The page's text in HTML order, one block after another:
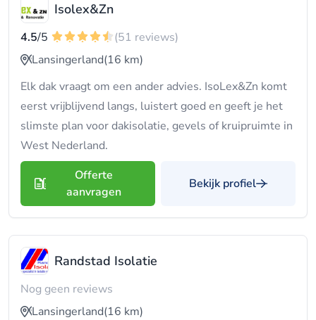
Isolex&Zn
4.5/5
(51 reviews)
Lansingerland(16 km)
Elk dak vraagt om een ander advies. IsoLex&Zn komt
eerst vrijblijvend langs, luistert goed en geeft je het
slimste plan voor dakisolatie, gevels of kruipruimte in
West Nederland.
Offerte
aanvragen
Bekijk profiel
Randstad Isolatie
Nog geen reviews
Lansingerland(16 km)